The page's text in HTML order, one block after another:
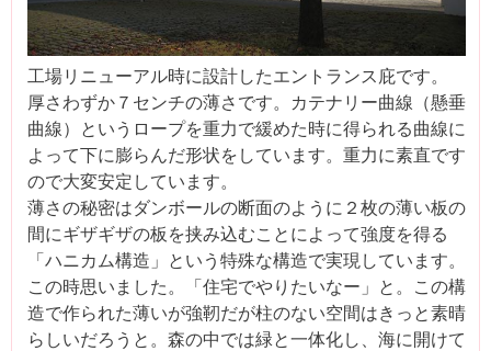
工場リニューアル時に設計したエントランス庇です。
厚さわずか７センチの薄さです。カテナリー曲線（懸垂
曲線）というロープを重力で緩めた時に得られる曲線に
よって下に膨らんだ形状をしています。重力に素直です
ので大変安定しています。
薄さの秘密はダンボールの断面のように２枚の薄い板の
間にギザギザの板を挟み込むことによって強度を得る
「ハニカム構造」という特殊な構造で実現しています。
この時思いました。「住宅でやりたいなー」と。この構
造で作られた薄いが強靭だが柱のない空間はきっと素晴
らしいだろうと。森の中では緑と一体化し、海に開けて